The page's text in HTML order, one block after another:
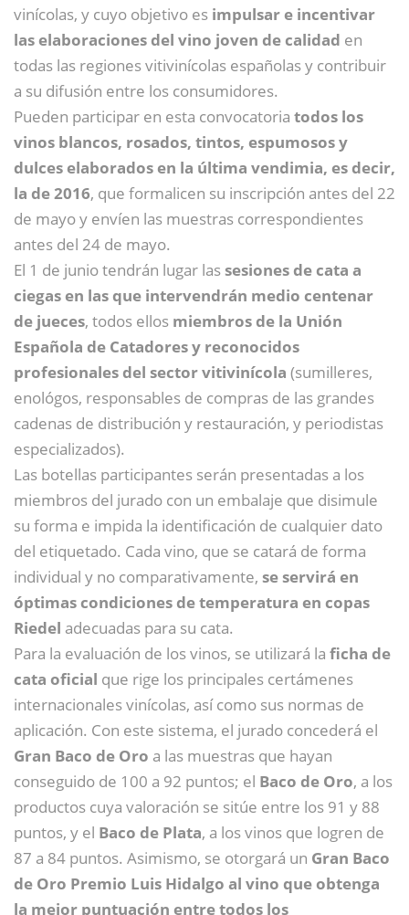
vinícolas, y cuyo objetivo es impulsar e incentivar
las elaboraciones del vino joven de calidad en
todas las regiones vitivinícolas españolas y contribuir
a su difusión entre los consumidores.
Pueden participar en esta convocatoria todos los
vinos blancos, rosados, tintos, espumosos y
dulces elaborados en la última vendimia, es decir,
la de 2016, que formalicen su inscripción antes del 22
de mayo y envíen las muestras correspondientes
antes del 24 de mayo.
El 1 de junio tendrán lugar lassesiones de cata a
ciegas en las que intervendrán medio centenar
de jueces, todos ellos miembros de la Unión
Española de Catadores y reconocidos
profesionales del sector vitivinícola (sumilleres,
enológos, responsables de compras de las grandes
cadenas de distribución y restauración, y periodistas
especializados).
Las botellas participantes serán presentadas a los
miembros del jurado con un embalaje que disimule
su forma e impida la identificación de cualquier dato
del etiquetado. Cada vino, que se catará de forma
individual y no comparativamente, se servirá en
óptimas condiciones de temperatura en copas
Riedel adecuadas para su cata.
Para la evaluación de los vinos, se utilizará la ficha de
cata oficial que rige los principales certámenes
internacionales vinícolas, así como sus normas de
aplicación. Con este sistema, el jurado concederá el
Gran Baco de Oro a las muestras que hayan
conseguido de 100 a 92 puntos; el Baco de Oro, a los
productos cuya valoración se sitúe entre los 91 y 88
puntos, y el Baco de Plata, a los vinos que logren de
87 a 84 puntos. Asimismo, se otorgará un Gran Baco
de Oro Premio Luis Hidalgo al vino que obtenga
la mejor puntuación entre todos los